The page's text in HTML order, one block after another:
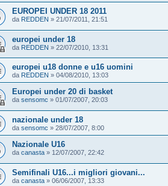
EUROPEI UNDER 18 2011
da REDDEN » 21/07/2011, 21:51
europei under 18
da REDDEN » 22/07/2010, 13:31
europei u18 donne e u16 uomini
da REDDEN » 04/08/2010, 13:03
Europei under 20 di basket
da sensomc » 01/07/2007, 20:03
nazionale under 18
da sensomc » 28/07/2007, 8:00
Nazionale U16
da canasta » 12/07/2007, 22:42
Semifinali U16...i migliori giovani...
da canasta » 06/06/2007, 13:33